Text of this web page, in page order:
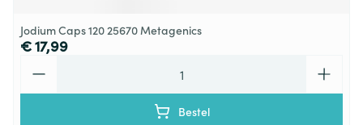
Jodium Caps 120 25670 Metagenics
€ 17,99
Bestel